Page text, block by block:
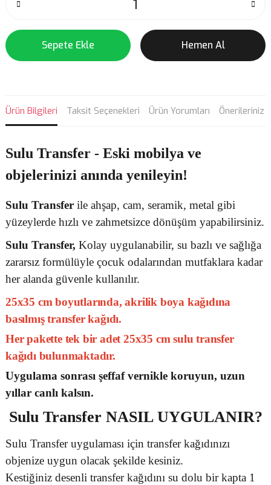
Sepete Ekle Hemen Al
Ürün Bilgileri Taksit Seçenekleri Ürün Yorumları Önerileriniz
Sulu Transfer - Eski mobilya ve
objelerinizi anında yenileyin!
Sulu Transfer ile ahşap, cam, seramik, metal gibi
yüzeylerde hızlı ve zahmetsizce dönüşüm yapabilirsiniz.
Sulu Transfer, Kolay uygulanabilir, su bazlı ve sağlığa
zararsız formülüyle çocuk odalarından mutfaklara kadar
her alanda güvenle kullanılır.
25x35 cm boyutlarında, akrilik boya kağıdına
basılmış transfer kağıdı.
Her pakette tek bir adet 25x35 cm sulu transfer
kağıdı bulunmaktadır.
Uygulama sonrası şeffaf vernikle koruyun, uzun
yıllar canlı kalsın.
Sulu Transfer NASIL UYGULANIR?
Sulu Transfer uygulaması için transfer kağıdınızı
objenize uygun olacak şekilde kesiniz.
Kestiğiniz desenli transfer kağıdını su dolu bir kapta 1